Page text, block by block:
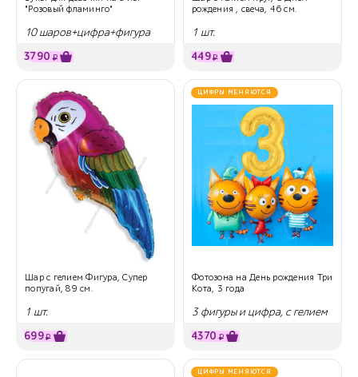
"Розовый фламинго"
10 шаров+цифра+фигура
3790 ₽
рождения , свеча, 46 см.
1 шт.
449₽
Шар с гелием Фигура, Супер
попугай, 89 см.
1 шт.
699₽
ЦИФРЫ МЕНЯЮТСЯ
Фотозона на День рождения Три
Кота, 3 года
3 фигуры и цифра, с гелием
4370 ₽
ЦИФРЫ МЕНЯЮТСЯ